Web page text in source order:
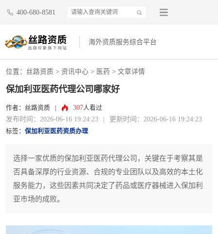
400-680-8581
海外资质服务综合平台
位置： 丝路资质 > 资讯中心 > 医药 > 文章详情
保加利亚医药代理公司哪家好
作者：丝路资质 307人看过
发布时间：2026-06-16 19:24:23 更新时间：2026-06-16 19:24:23
标签： 保加利亚医药资质办理
选择一家优质的保加利亚医药代理公司，关键在于考察其是
否具备深厚的行业资源、合规的专业团队以及高效的本土化
服务能力，这些因素共同决定了药品或医疗器械进入保加利
亚市场的成败。